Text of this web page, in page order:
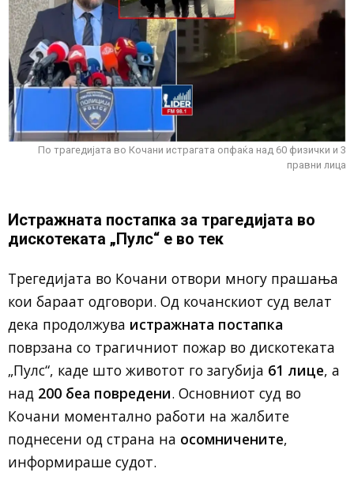
По трагедијата во Кочани истрагата опфаќа над 60 физички и 3
правни лица
Истражната постапка за трагедијата во
дискотеката „Пулс“ е во тек
Трегедијата во Кочани отвори многу прашања
кои бараат одговори. Од кочанскиот суд велат
дека продолжува истражната постапка
поврзана со трагичниот пожар во дискотеката
„Пулс“, каде што животот го загубија 61 лице, а
над 200 беа повредени. Основниот суд во
Кочани моментално работи на жалбите
поднесени од страна на осомничените,
информираше судот.